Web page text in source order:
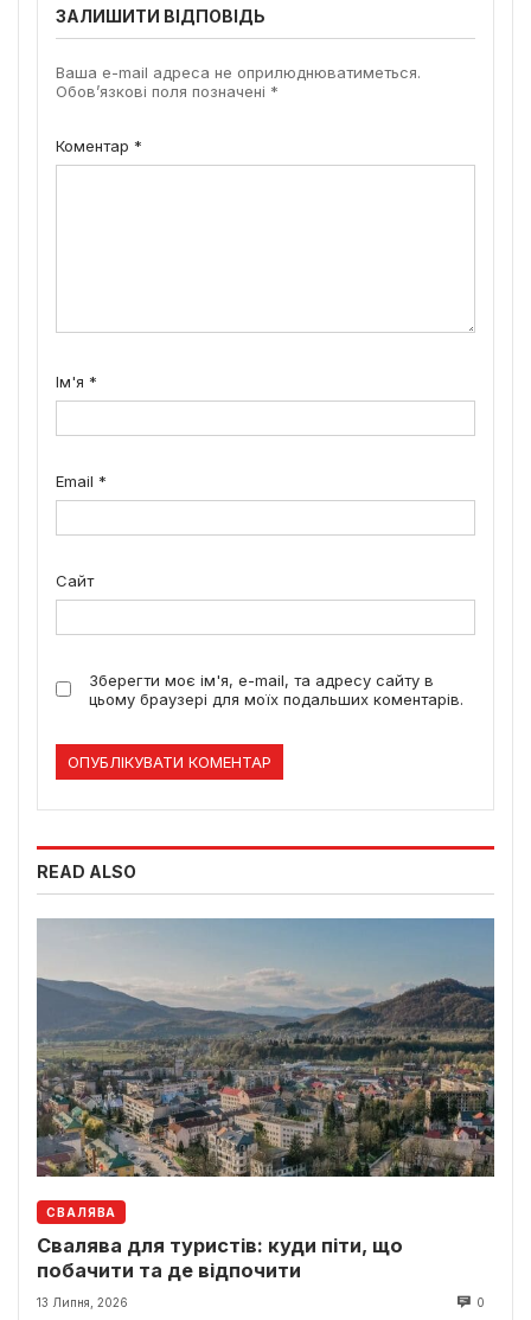
ЗАЛИШИТИ ВІДПОВІДЬ
Ваша e-mail адреса не оприлюднюватиметься.
Обов’язкові поля позначені *
Коментар *
Ім'я *
Email *
Сайт
Зберегти моє ім'я, e-mail, та адресу сайту в
цьому браузері для моїх подальших коментарів.
READ ALSO
СВАЛЯВА
Свалява для туристів: куди піти, що
побачити та де відпочити
13 Липня, 2026 0